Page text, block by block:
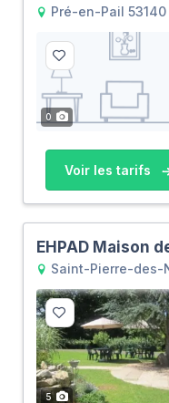
Pré-en-Pail 53140
0
Voir les tarifs
EHPAD Maison
Saint-Pierre-des-
5